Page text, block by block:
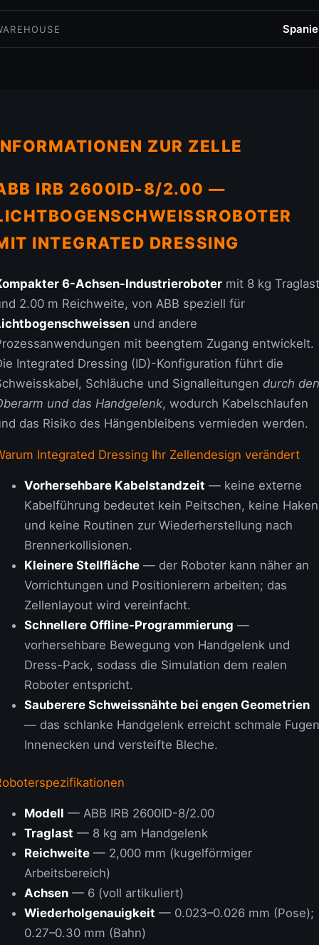
ZUR ZELLE
IRB 2600ID-8/2.00 —
INTEGRATED DRESSING
6-Achsen-Industrieroboter mit 8 kg Traglast
2.00 m Reichweite, von ABB speziell für
und andere
mit beengtem Zugang entwickelt.
Integrated Dressing (ID)-Konfiguration führt die
Schläuche und Signalleitungen durch den
und das Handgelenk, wodurch Kabelschlaufen
das Risiko des Hängenbleibens vermieden werden.
Integrated Dressing Ihr Zellendesign verändert
Vorhersehbare Kabelstandzeit — keine externe
Kabelführung bedeutet kein Peitschen, keine Haken
und keine Routinen zur Wiederherstellung nach
Brennerkollisionen.
Kleinere Stellfläche — der Roboter kann näher an
Vorrichtungen und Positionierern arbeiten; das
Zellenlayout wird vereinfacht.
Schnellere Offline-Programmierung —
vorhersehbare Bewegung von Handgelenk und
Dress-Pack, sodass die Simulation dem realen
Roboter entspricht.
Sauberere Schweissnähte bei engen Geometrien
— das schlanke Handgelenk erreicht schmale
Innenecken und versteifte Bleche.
Modell — ABB IRB 2600ID-8/2.00
Traglast — 8 kg am Handgelenk
Reichweite — 2,000 mm (kugelförmiger
Arbeitsbereich)
Achsen — 6 (voll artikuliert)
Wiederholgenauigkeit — 0.023–0.026 mm (Pose);
0.27–0.30 mm (Bahn)